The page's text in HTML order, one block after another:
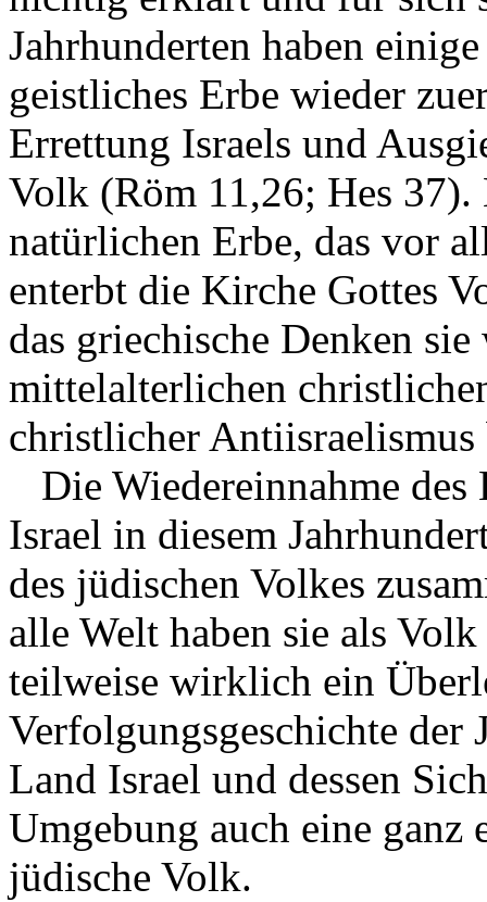
Jahrhunderten haben
geistliches Erbe wieder
Errettung Israels und
Volk (Röm 11,26; Hes
natürlichen Erbe, das vor
enterbt die Kirche Gottes
das griechische Denken
mittelalterlichen
christlicher
Die Wiedereinnahme des
Israel in diesem
des jüdischen Volkes
alle Welt haben sie als
teilweise wirklich ein
Verfolgungsgeschichte der
Land Israel und dessen
Umgebung auch eine
jüdische Volk.